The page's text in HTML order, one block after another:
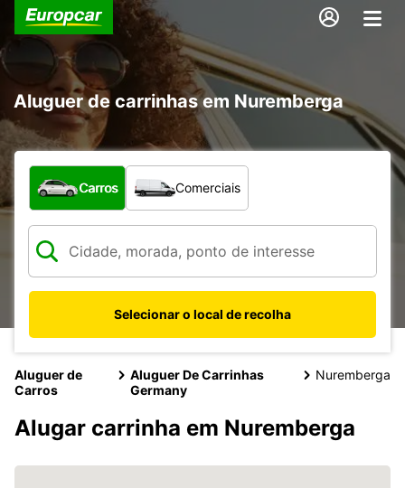
Aluguer de carrinhas em Nuremberga
Que tipo de veículo pretende?
Carros Comerciais
Selecionar o local de recolha
Aluguer de
Carros
Aluguer De Carrinhas
Germany
Nuremberga
Alugar carrinha em Nuremberga